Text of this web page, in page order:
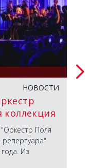
НОВОСТИ
коллекция
Поля
репертуара"
Из